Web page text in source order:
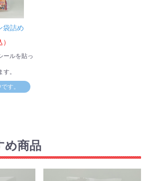
袋詰め
ールを貼っ
。
す。
め商品